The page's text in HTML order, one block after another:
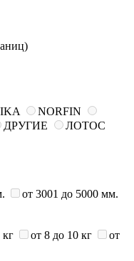
NORFIN
ДРУГИЕ
ЛОТОС
от 3001 до 5000 мм.
кг от 8 до 10 кг
от